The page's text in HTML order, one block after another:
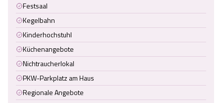
Festsaal
Kegelbahn
Kinderhochstuhl
Küchenangebote
Nichtraucherlokal
PKW-Parkplatz am Haus
Regionale Angebote